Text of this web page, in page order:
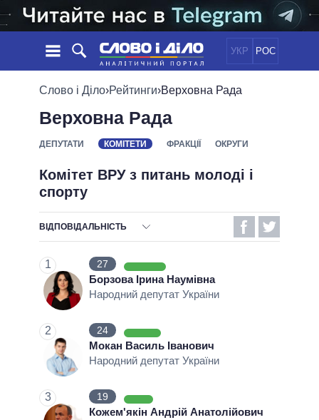
УКР РОС
НОВИНИ
СТРІЧКА
ПОДІЇ
ДАЙДЖЕСТИ
ПОЛІТИКА
ЕКОНОМІКА
ОБIЦЯНКИ
ПОЛIТИКИ
ВЕРХОВНА РАДА
ГОЛОВИ ОБЛАДМІНІСТРАЦІЙ
МЕРИ МІСТ
ВСІ ПЕРСОНИ
ІНФОГРАФІКА
ВІДЕО
ПОРІВНЯННЯ ПОЛІТИКІВ
Слово і Діло›Рейтинги›Верховна Рада
Верховна Рада
ДЕПУТАТИ КОМІТЕТИ ФРАКЦІЇ ОКРУГИ
Комітет ВРУ з питань молоді і
спорту
ВІДПОВІДАЛЬНІСТЬ
БЕЗВІДПОВІДАЛЬНІСТЬ
ВИКОНАНІ ОБІЦЯНКИ
ОБІЦЯНКИ У ПРОЦЕСІ
КІЛЬКІСТЬ ОБІЦЯНОК
1 27
Борзова Ірина Наумівна
Народний депутат України
2 24
Мокан Василь Іванович
Народний депутат України
3 19
Кожем'якін Андрій Анатолійович